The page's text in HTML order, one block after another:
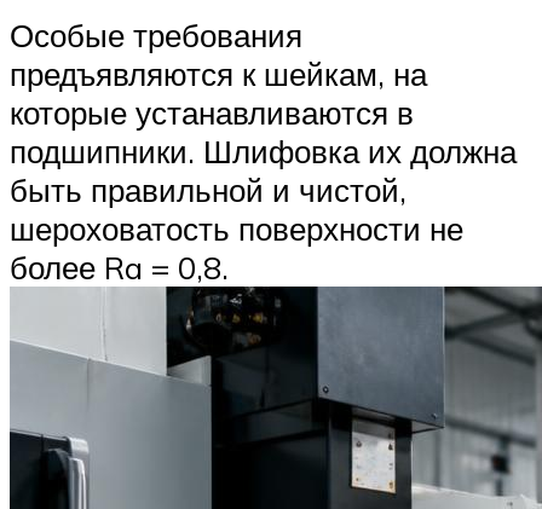
Особые требования
предъявляются к шейкам, на
которые устанавливаются в
подшипники. Шлифовка их должна
быть правильной и чистой,
шероховатость поверхности не
более Ra = 0,8.